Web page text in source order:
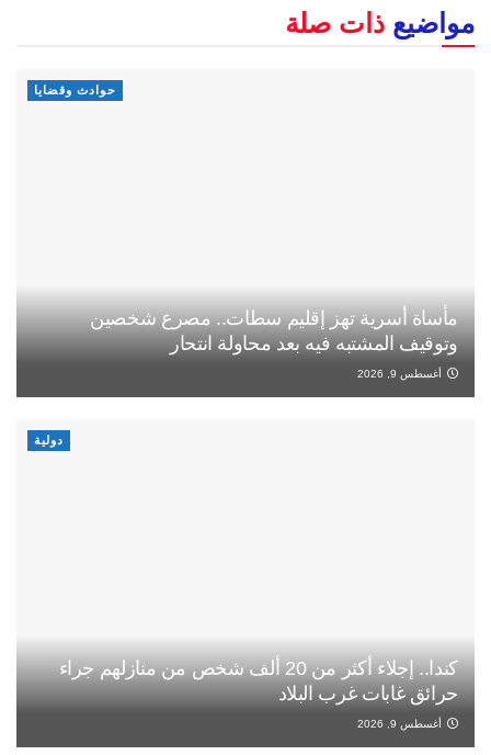
مواضيع ذات صلة
حوادث وقضايا
مأساة أسرية تهز إقليم سطات.. مصرع شخصين
وتوقيف المشتبه فيه بعد محاولة انتحار
أغسطس 9, 2026
دولية
كندا.. إجلاء أكثر من 20 ألف شخص من منازلهم جراء
حرائق غابات غرب البلاد
أغسطس 9, 2026